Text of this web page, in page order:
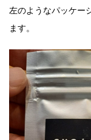
左のようなパッケー
ます。